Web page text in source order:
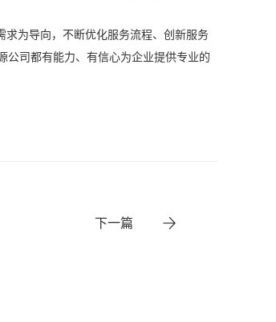
为导向，不断优化服务流程、创新服务
公司都有能力、有信心为企业提供专业的
下一篇